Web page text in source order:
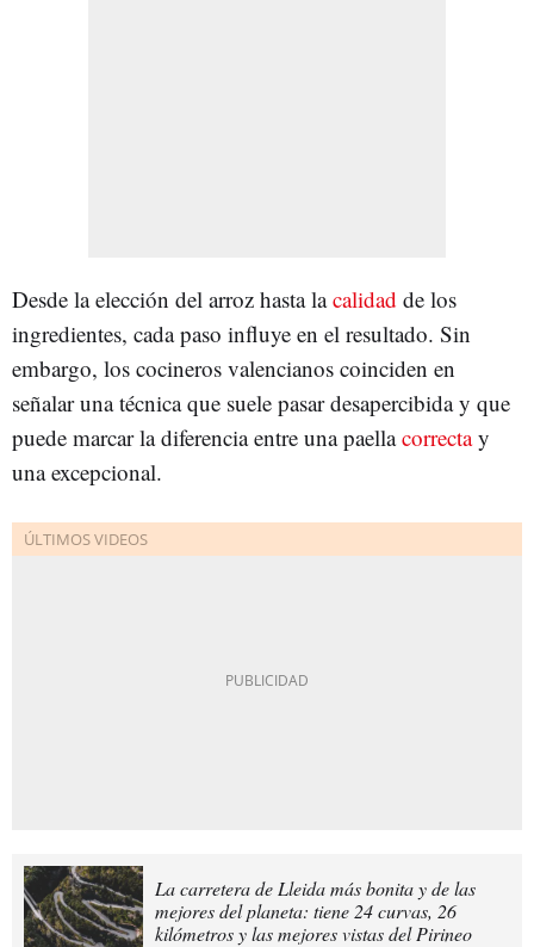
Desde la elección del arroz hasta lacalidad de los
ingredientes, cada paso influye en el resultado. Sin
embargo, los cocineros valencianos coinciden en
señalar una técnica que suele pasar desapercibida y que
puede marcar la diferencia entre una paellacorrectay
una excepcional.
La carretera de Lleida más bonita y de las
mejores del planeta: tiene 24 curvas, 26
kilómetros y las mejores vistas del Pirineo